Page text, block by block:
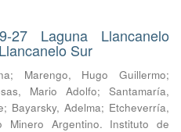
27 Laguna Llancanelo
Sur
; Marengo, Hugo Guillermo;
Mario Adolfo;Santamaría,
; Bayarsky, Adelma; Etcheverría,
Minero Argentino. Instituto de